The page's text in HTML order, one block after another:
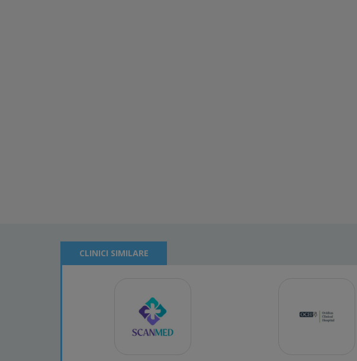
CLINICI SIMILARE